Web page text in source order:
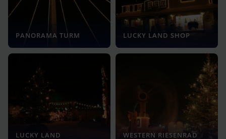
PANORAMA TURM LUCKY LAND SHOP
LUCKY LAND WESTERN RIESENRAD